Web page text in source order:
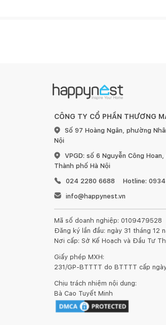
- Bộ sản phẩm có kèm theo các
- Đựng bánh mứt, hoa quả ngày
II. CHÍNH SÁCH BẢO HÀNH, ĐỔI
- Đổi/trả sản phẩm trong vòng 7
- Bảo hành sản phẩm trong vòng
CÔNG TY CỔ PHẦN THƯƠNG
Số 97 Hoàng Ngân, phường
Nội
VPGD: số 6 Nguyễn Công
Thành phố Hà Nội
024 2280 6688
Hotline:
info@happynest.vn
Mã số doanh nghiệp: 0109479528
Đăng ký lần đầu: ngày 31 tháng 12
Nơi cấp: Sở Kế Hoạch và Đầu Tư
Giấy phép MXH:
231/GP-BTTTT do BTTTT cấp
Chịu trách nhiệm nội dung:
Bà Cao Tuyết Minh